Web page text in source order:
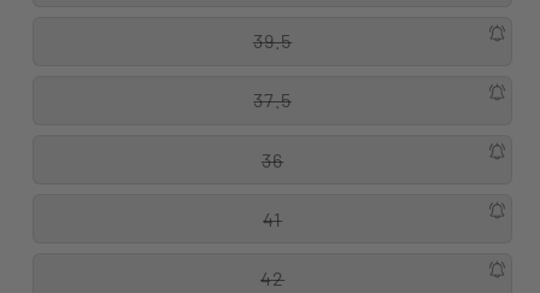
39.5
37.5
36
41
42